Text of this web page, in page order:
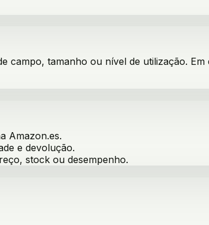
campo, tamanho ou nível de utilização.
Amazon.es.
e devolução.
stock ou desempenho.